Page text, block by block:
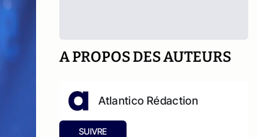
A PROPOS DES AUTEURS
Atlantico Rédaction
SUIVRE